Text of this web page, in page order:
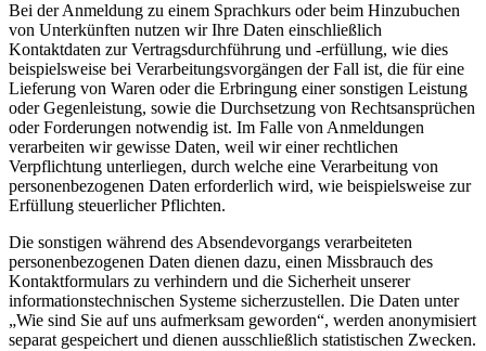
Bei der Anmeldung zu einem Sprachkurs oder beim Hinzubuchen
von Unterkünften nutzen wir Ihre Daten einschließlich
Kontaktdaten zur Vertragsdurchführung und -erfüllung, wie dies
beispielsweise bei Verarbeitungsvorgängen der Fall ist, die für eine
Lieferung von Waren oder die Erbringung einer sonstigen Leistung
oder Gegenleistung, sowie die Durchsetzung von Rechtsansprüchen
oder Forderungen notwendig ist. Im Falle von Anmeldungen
verarbeiten wir gewisse Daten, weil wir einer rechtlichen
Verpflichtung unterliegen, durch welche eine Verarbeitung von
personenbezogenen Daten erforderlich wird, wie beispielsweise zur
Erfüllung steuerlicher Pflichten.
Die sonstigen während des Absendevorgangs verarbeiteten
personenbezogenen Daten dienen dazu, einen Missbrauch des
Kontaktformulars zu verhindern und die Sicherheit unserer
informationstechnischen Systeme sicherzustellen. Die Daten unter
„Wie sind Sie auf uns aufmerksam geworden“, werden anonymisiert
separat gespeichert und dienen ausschließlich statistischen Zwecken.